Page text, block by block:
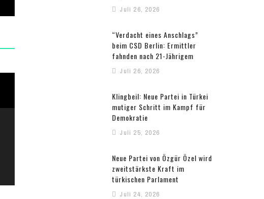
Juli 26, 2026
“Verdacht eines Anschlags”
beim CSD Berlin: Ermittler
fahnden nach 21-Jährigem
Juli 26, 2026
Klingbeil: Neue Partei in Türkei
mutiger Schritt im Kampf für
Demokratie
Juli 25, 2026
Neue Partei von Özgür Özel wird
zweitstärkste Kraft im
türkischen Parlament
Juli 24, 2026